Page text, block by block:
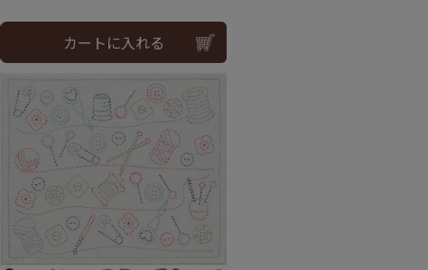
カートに入れる